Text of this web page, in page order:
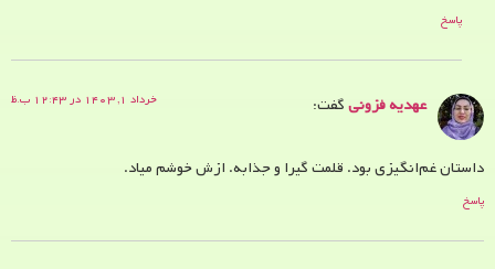
پاسخ
عهدیه فزونیگفت: خرداد ۱, ۱۴۰۳ در ۱۲:۴۳ ب.ظ
داستان غم‌انگیزی بود. قلمت گیرا و جذابه. ازش خوشم میاد.
پاسخ